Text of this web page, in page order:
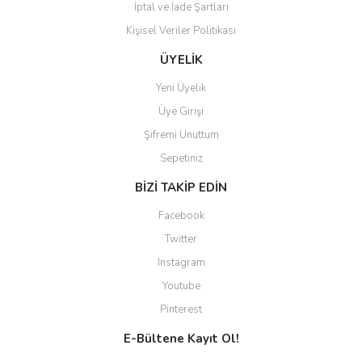
Gönder
İptal ve İade Şartları
Kişisel Veriler Politikası
ÜYELİK
Yeni Üyelik
Üye Girişi
Şifremi Unuttum
Sepetiniz
BİZİ TAKİP EDİN
Facebook
Twitter
Instagram
Youtube
Pinterest
E-Bültene Kayıt Ol!